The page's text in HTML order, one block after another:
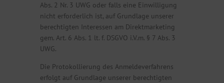
Abs. 2 Nr. 3 UWG oder falls eine Einwilligung
nicht erforderlich ist, auf Grundlage unserer
berechtigten Interessen am Direktmarketing
gem. Art. 6 Abs. 1 lt. f. DSGVO i.V.m. § 7 Abs. 3
UWG.
Die Protokollierung des Anmeldeverfahrens
erfolgt auf Grundlage unserer berechtigten